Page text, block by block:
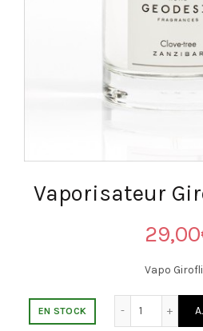
Vaporisateur
29,00
Vapo
EN STOCK